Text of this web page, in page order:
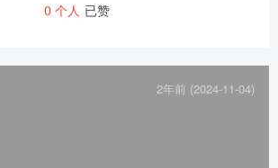
0 个人 已赞
2年前 (2024-11-04)